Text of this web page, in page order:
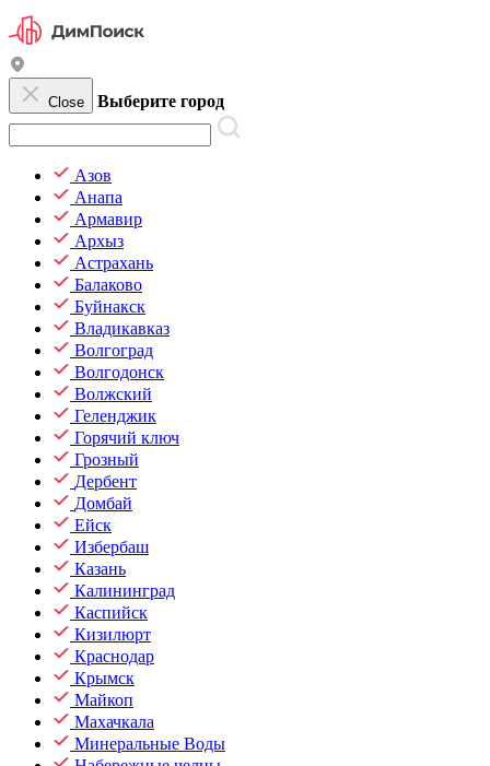
Close Выберите город
Азов
Анапа
Армавир
Архыз
Астрахань
Балаково
Буйнакск
Владикавказ
Волгоград
Волгодонск
Волжский
Геленджик
Горячий ключ
Грозный
Дербент
Домбай
Ейск
Избербаш
Казань
Калининград
Каспийск
Кизилюрт
Краснодар
Крымск
Майкоп
Махачкала
Минеральные Воды